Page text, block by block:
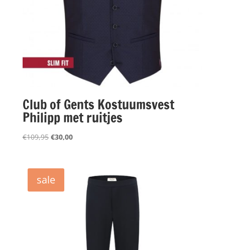
Club of Gents Kostuumsvest
Philipp met ruitjes
€109,95 Oorspronkelijke
€109,95.
€30,00Huidige
sale